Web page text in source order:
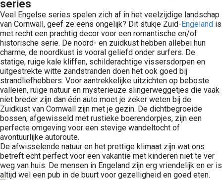
series
Veel Engelse series spelen zich af in het veelzijdige landschap
van Cornwall, geef ze eens ongelijk? Dit stukje Zuid-Engeland is
met recht een prachtig decor voor een romantische en/of
historische serie. De noord- en zuidkust hebben allebei hun
charme, de noordkust is vooral geliefd onder surfers. De
statige, ruige kale kliffen, schilderachtige vissersdorpen en
uitgestrekte witte zandstranden doen het ook goed bij
strandliefhebbers. Voor aantrekkelijke uitzichten op beboste
valleien, ruige natuur en mysterieuze slingerweggetjes die vaak
niet breder zijn dan één auto moet je zeker weten bij de
Zuidkust van Cornwall zijn met je gezin. De dichtbegroeide
bossen, afgewisseld met rustieke boerendorpjes, zijn een
perfecte omgeving voor een stevige wandeltocht of
avontuurlijke autoroute.
De afwisselende natuur en het prettige klimaat zijn wat ons
betreft echt perfect voor een vakantie met kinderen niet te ver
weg van huis. De mensen in Engeland zijn erg vriendelijk en er is
altijd wel een pub in de buurt voor gezelligheid en goed eten.